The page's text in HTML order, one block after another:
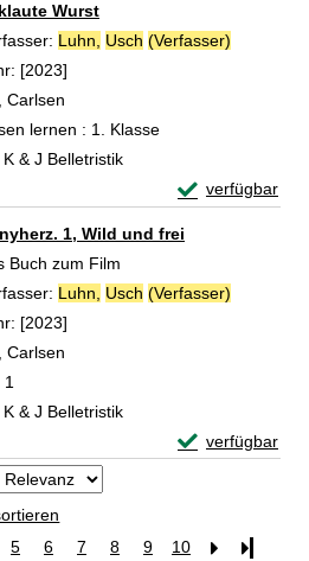
Wurst
Luhn, Usch (Verfasser)
[2023]
Carlsen
lernen : 1. Klasse
K & J Belletristik
verfügbar
Exemplar-
1, Wild und frei
Buch zum Film
Luhn, Usch (Verfasser)
[2023]
Carlsen
K & J Belletristik
verfügbar
Exemplar-
springen
5 6 7 8 9 10 Letzte